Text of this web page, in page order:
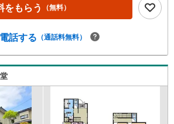
をもらう （無料）
電話する （通話料無料）